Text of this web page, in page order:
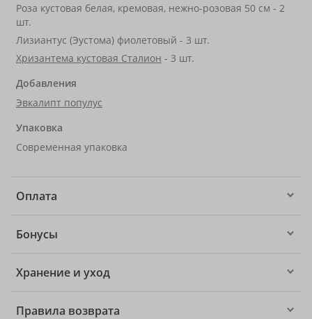
Роза кустовая белая, кремовая, нежно-розовая 50 см - 2
шт.
Лизиантус (Эустома) фиолетовый - 3 шт.
Хризантема кустовая Сталион - 3 шт.
Добавления
Эвкалипт популус
Упаковка
Современная упаковка
Оплата
Бонусы
Хранение и уход
Правила возврата